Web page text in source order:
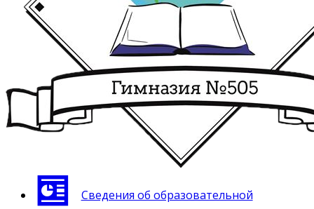
Сведения об образовательной